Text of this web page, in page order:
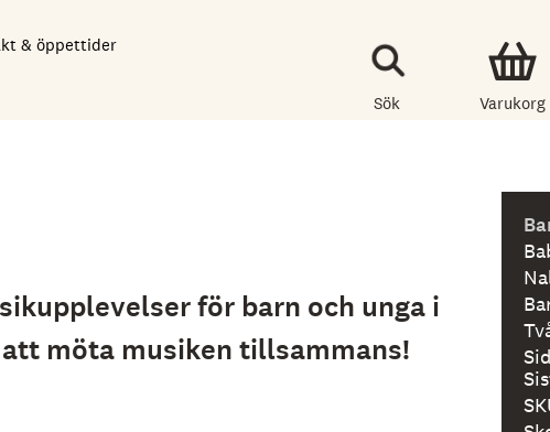
& öppettider
Sök Varukorg
för barn och unga i
möta musiken tillsammans!